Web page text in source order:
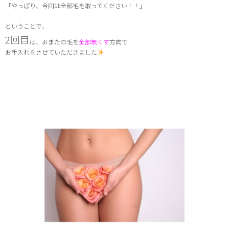
「やっぱり、今回は全部毛を取ってください！！」
ということで、
2回目 は、おまたの毛を全部無くす方向で
お手入れをさせていただきました